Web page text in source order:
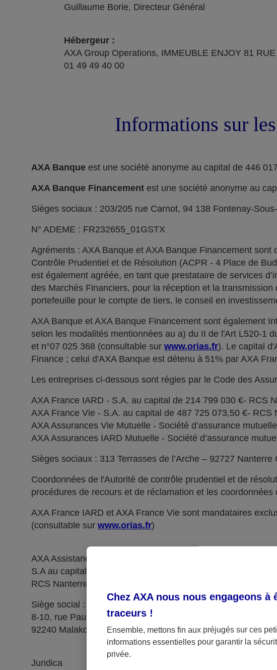
Guillaume Borie, Directeur Général
Hébergeur :
AXA Group Operations, IMMEUBLE ENJOY 81
01 49 49 40 00
Informations sur
AXA Banque est une société anonyme au capital de 446
AXA Banque Financement est une société anonyme au
Sièges sociaux : 203/205 rue Carnot, 94 138 Fontenay-
N° ADEME : FR232655_01GSTX
Agréments : AXA Banque et AXA Banque Financement
Contrôle Prudentiel et de Résolution (ACPR - 4 Place de
est également agréée, en tant que prestataire de services
des Marchés Financiers, pour la réception et la
portefeuille pour le compte de tiers, le conseil en
AXA Banque et AXA Banque Financement sont également
selon les modalités mentionnées au a) du II de l'Art L520-1
et n°07 025 368 (consultable sur www.orias.fr). Le capital
Finance ; celui d'AXA Banque est détenu à 51% par AXA
Les entreprises ci-dessous sont régies par le Code des
AXA France IARD - S.A. au capital de 214 799 030 €- RCS
AXA France Vie - S.A. au capital de 487 725 073,50 €- RCS
AXA Assurances Vie Mutuelle - Société d’assurance
AXA Assurances IARD Mutuelle - Société d’assurance
Sièges sociaux : 313 Terrasses de l’Arche – 92727 Nanterre
Coordonnées de l'Autorité de contrôle prudentiel et de
procédures de recours et de réclamation et les
AXA France IARD et AXA France Vie sont mandataires
(consultable sur www.orias.fr)
AXA Assistance France Assurances,
S.A au capital de 51 429 430,40 €,
RCS Nanterre 415 392 724
Siège social :
8-10, rue Paul Vaillant Couturier
92240 Malakoff
Juridica
Chez AXA nous nous engageons
traceurs !
Ensemble, mettons fin aux préjugés sur ces
informations essentielles pour garantir la
privée.